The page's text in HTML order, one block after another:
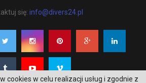
się: info@divers24.pl
cookies w celu realizacji usług i zgodnie z